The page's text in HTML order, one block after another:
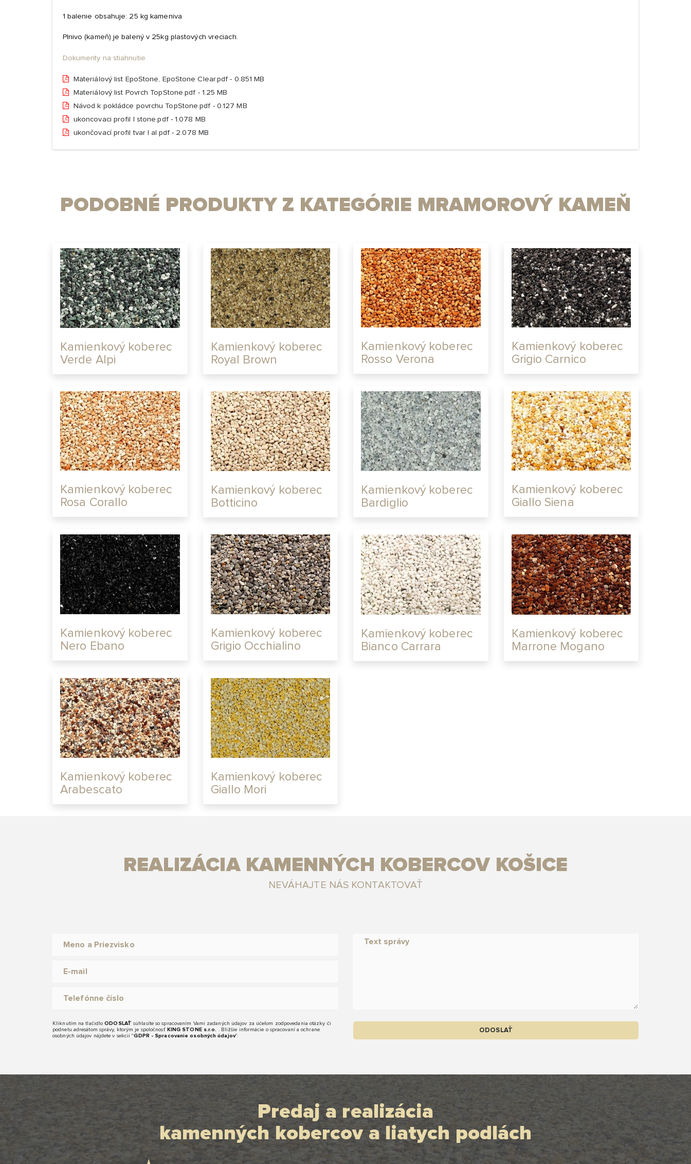
1 balenie obsahuje: 25 kg kameniva
Plnivo (kameň) je balený v 25kg plastových vreciach.
Dokumenty na stiahnutie
Materiálový list EpoStone, EpoStone Clear.pdf - 0.851 MB
Materiálový list Povrch TopStone.pdf - 1.25 MB
Návod k pokládce povrchu TopStone.pdf - 0.127 MB
ukoncovaci profil l stone.pdf - 1.078 MB
ukončovací profil tvar l al.pdf - 2.078 MB
PODOBNÉ PRODUKTY Z KATEGÓRIE MRAMOROVÝ KAMEŇ
Kamienkový koberec
Verde Alpi
Kamienkový koberec
Royal Brown
Kamienkový koberec
Rosso Verona
Kamienkový koberec
Grigio Carnico
Kamienkový koberec
Rosa Corallo
Kamienkový koberec
Botticino
Kamienkový koberec
Bardiglio
Kamienkový koberec
Giallo Siena
Kamienkový koberec
Nero Ebano
Kamienkový koberec
Grigio Occhialino
Kamienkový koberec
Bianco Carrara
Kamienkový koberec
Marrone Mogano
Kamienkový koberec
Arabescato
Kamienkový koberec
Giallo Mori
REALIZÁCIA KAMENNÝCH KOBERCOV KOŠICE
NEVÁHAJTE NÁS KONTAKTOVAŤ
Kliknutím na tlačidloODOSLAŤsúhlasíte so spracovaním Vami zadaných údajov za účelom zodpovedania otázky či
podnetu adresátom správy, ktorým je spoločnosť KING STONE s.r.o.
. Bližšie informácie o spracovaní a ochrane
osobných údajov nájdete v sekcii "GDPR - Spracovanie osobných údajov".
ODOSLAŤ
Predaj a realizácia
kamenných kobercov a liatych podlách